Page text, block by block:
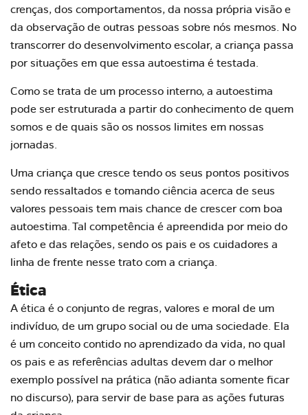
crenças, dos comportamentos, da nossa própria visão e
da observação de outras pessoas sobre nós mesmos. No
transcorrer do desenvolvimento escolar, a criança passa
por situações em que essa autoestima é testada.
Como se trata de um processo interno, a autoestima
pode ser estruturada a partir do conhecimento de quem
somos e de quais são os nossos limites em nossas
jornadas.
Uma criança que cresce tendo os seus pontos positivos
sendo ressaltados e tomando ciência acerca de seus
valores pessoais tem mais chance de crescer com boa
autoestima. Tal competência é apreendida por meio do
afeto e das relações, sendo os pais e os cuidadores a
linha de frente nesse trato com a criança.
Ética
A ética é o conjunto de regras, valores e moral de um
indivíduo, de um grupo social ou de uma sociedade. Ela
é um conceito contido no aprendizado da vida, no qual
os pais e as referências adultas devem dar o melhor
exemplo possível na prática (não adianta somente ficar
no discurso), para servir de base para as ações futuras